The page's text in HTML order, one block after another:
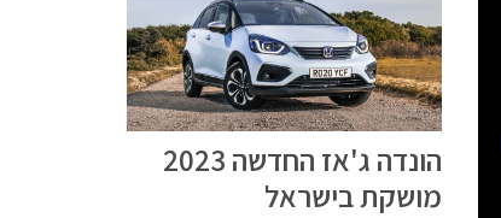
הונדה ג'אז החדשה 2023
מושקת בישראל